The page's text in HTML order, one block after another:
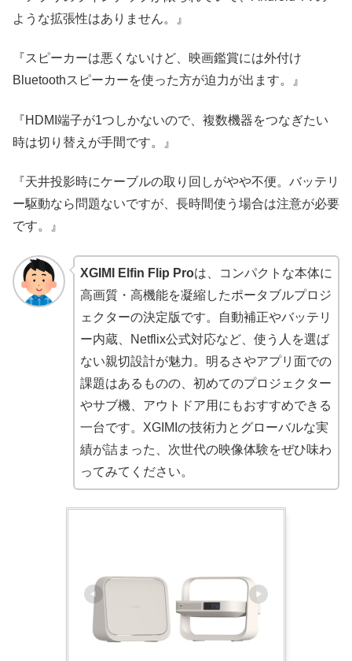
ような拡張性はありません。』
『スピーカーは悪くないけど、映画鑑賞には外付け
Bluetoothスピーカーを使った方が迫力が出ます。』
『HDMI端子が1つしかないので、複数機器をつなぎたい
時は切り替えが手間です。』
『天井投影時にケーブルの取り回しがやや不便。バッテリ
ー駆動なら問題ないですが、長時間使う場合は注意が必要
です。』
XGIMI Elfin Flip Proは、コンパクトな本体に
高画質・高機能を凝縮したポータブルプロジ
ェクターの決定版です。自動補正やバッテリ
ー内蔵、Netflix公式対応など、使う人を選ば
ない親切設計が魅力。明るさやアプリ面での
課題はあるものの、初めてのプロジェクター
やサブ機、アウトドア用にもおすすめできる
一台です。XGIMIの技術力とグローバルな実
績が詰まった、次世代の映像体験をぜひ味わ
ってみてください。